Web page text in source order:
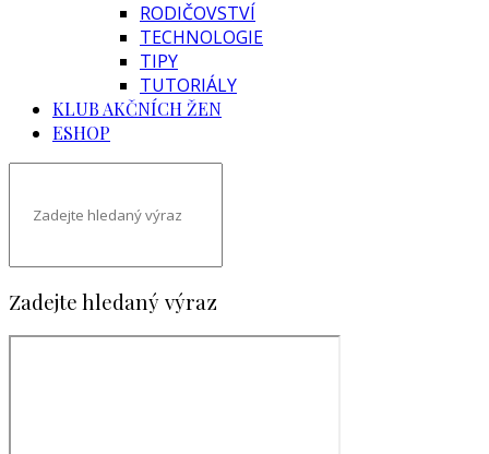
RODIČOVSTVÍ
TECHNOLOGIE
TIPY
TUTORIÁLY
KLUB AKČNÍCH ŽEN
ESHOP
Zadejte hledaný výraz